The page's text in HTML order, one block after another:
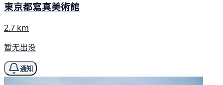
東京都寫真美術館
2.7 km
暂无出没
通知